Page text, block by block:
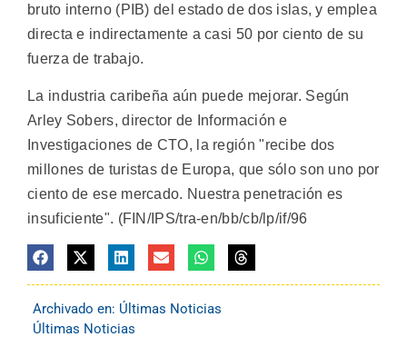
bruto interno (PIB) del estado de dos islas, y emplea
directa e indirectamente a casi 50 por ciento de su
fuerza de trabajo.
La industria caribeña aún puede mejorar. Según
Arley Sobers, director de Información e
Investigaciones de CTO, la región "recibe dos
millones de turistas de Europa, que sólo son uno por
ciento de ese mercado. Nuestra penetración es
insuficiente". (FIN/IPS/tra-en/bb/cb/lp/if/96
Archivado en: Últimas Noticias
Últimas Noticias